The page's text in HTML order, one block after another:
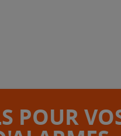
POUR